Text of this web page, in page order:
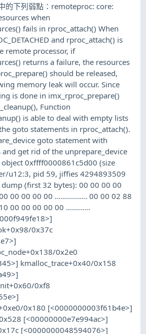
的下列弱點：remoteproc: core:
when
fails in rproc_attach() When
and rproc_attach() is
remote processor, if
returns a failure, the resources
should be released,
memory leak will occur. Since
is done in imx_rproc_prepare()
Function
is able to deal with empty lists
goto statements in rproc_attach().
goto statement with
and get rid of the unprepare_device
0xffff0000861c5d00 (size
u12:3, pid 59, jiffies 4294893509
(first 32 bytes): 00 00 00 00
00 00 00 00 ................ 00 00 02 88
00 00 00 00 00 ............
0x37c
0x2e0
kmalloc_trace+0x40/0x158
0xf8
0x180 [<0000000003f61b4e>]
[<00000000e7e994ac>]
[<0000000048594076>]